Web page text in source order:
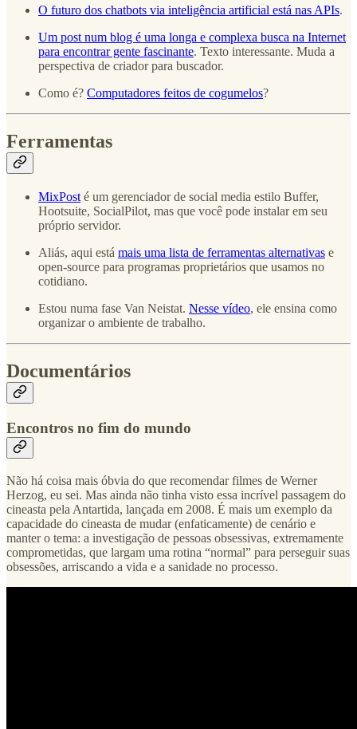
O futuro dos chatbots via inteligência artificial está nas APIs.
Um post num blog é uma longa e complexa busca na Internet
para encontrar gente fascinante. Texto interessante. Muda a
perspectiva de criador para buscador.
Como é? Computadores feitos de cogumelos?
Ferramentas
MixPost é um gerenciador de social media estilo Buffer,
Hootsuite, SocialPilot, mas que você pode instalar em seu
próprio servidor.
Aliás, aqui está mais uma lista de ferramentas alternativas e
open-source para programas proprietários que usamos no
cotidiano.
Estou numa fase Van Neistat. Nesse vídeo, ele ensina como
organizar o ambiente de trabalho.
Documentários
Encontros no fim do mundo
Não há coisa mais óbvia do que recomendar filmes de Werner
Herzog, eu sei. Mas ainda não tinha visto essa incrível passagem do
cineasta pela Antartida, lançada em 2008. É mais um exemplo da
capacidade do cineasta de mudar (enfaticamente) de cenário e
manter o tema: a investigação de pessoas obsessivas, extremamente
comprometidas, que largam uma rotina “normal” para perseguir suas
obsessões, arriscando a vida e a sanidade no processo.